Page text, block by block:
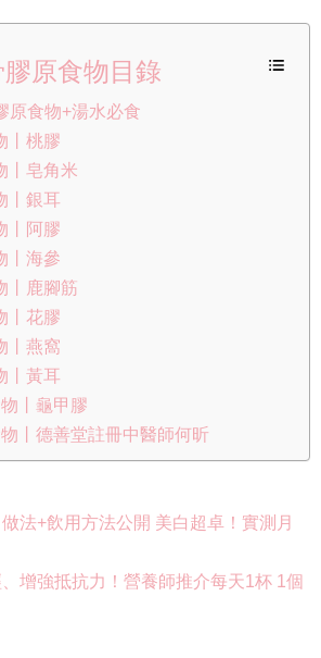
膠原食物目錄
原食物+湯水必食
丨桃膠
丨皂角米
丨銀耳
丨阿膠
丨海參
丨鹿腳筋
丨花膠
丨燕窩
丨黃耳
丨龜甲膠
丨德善堂註冊中醫師何昕
法+飲用方法公開 美白超卓！實測月
增強抵抗力！營養師推介每天1杯 1個